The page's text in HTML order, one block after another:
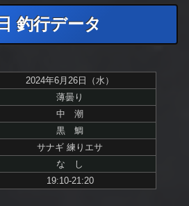
釣行データ
2024年6月26日（水）
薄曇り
中 潮
黒 鯛
サナギ 練りエサ
な し
19:10-21:20